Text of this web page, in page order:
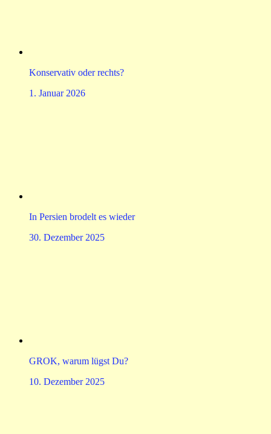
Konservativ oder rechts?
1. Januar 2026
In Persien brodelt es wieder
30. Dezember 2025
GROK, warum lügst Du?
10. Dezember 2025